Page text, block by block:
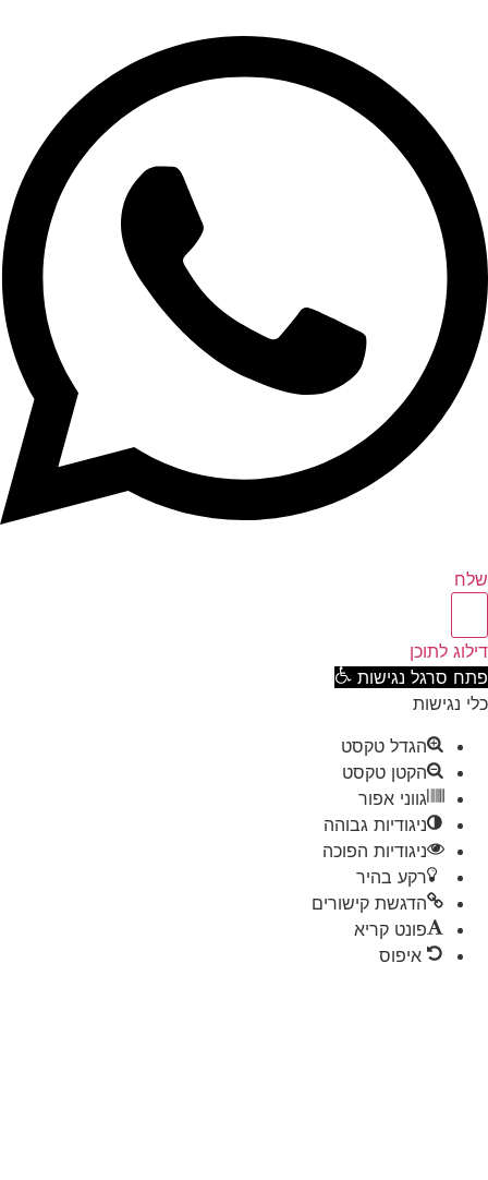
לתוכן
סרגל נגישות
נגישות
הגדל טקסט
הקטן טקסט
גווני אפור
ניגודיות גבוהה
ניגודיות הפוכה
רקע בהיר
הדגשת קישורים
פונט קריא
איפוס